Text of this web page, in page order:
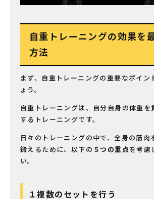
自重トレーニングの効果を
方法
まず、自重トレーニングの重要なポイン
ょう。
自重トレーニングは、自分自身の体重を
するトレーニングです。
日々のトレーニングの中で、全身の筋肉
鍛えるために、以下の ５つの重点を考慮
い。
１複数のセットを行う